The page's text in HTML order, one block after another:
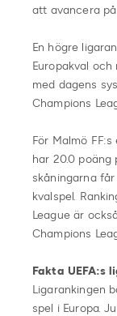
att avancera
En högre
Europakval
med dagens
Champions
För Malmö
har 20.0 poäng
skåningarna
kvalspel.
League är
Champions
Fakta UEFA:s
Ligarankingen
spel i Europa.